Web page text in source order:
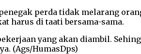
penegak perda tidak melarang
harus di taati bersama-sama.
yang akan diambil.
(Ags/HumasDps)